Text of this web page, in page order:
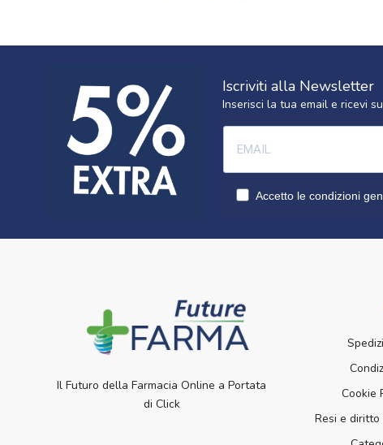
Iscriviti alla Newsletter
Inserisci la tua email e ricevi
Accetto le condizioni
Il Futuro della Farmacia Online a Portata
di Click
Cookie
Resi e diritto